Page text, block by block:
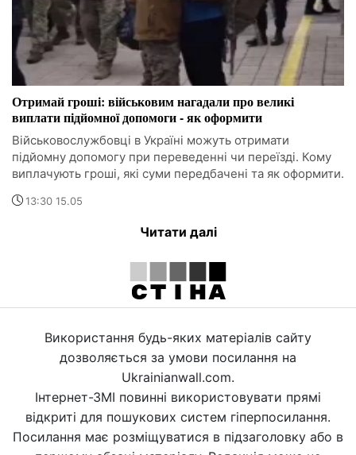
Отримай гроші: військовим нагадали про великі
виплати підйомної допомоги - як оформити
Військовослужбовці в Україні можуть отримати
підйомну допомогу при переведенні чи переїзді. Кому
виплачують гроші, які суми передбачені та як оформити.
13:30 15.05
Читати далі
Використання будь-яких матеріалів сайту
дозволяється за умови посилання на
Ukrainianwall.com.
Інтернет-ЗМІ повинні використовувати прямі
відкриті для пошукових систем гіперпосилання.
Посилання має розміщуватися в підзаголовку або в